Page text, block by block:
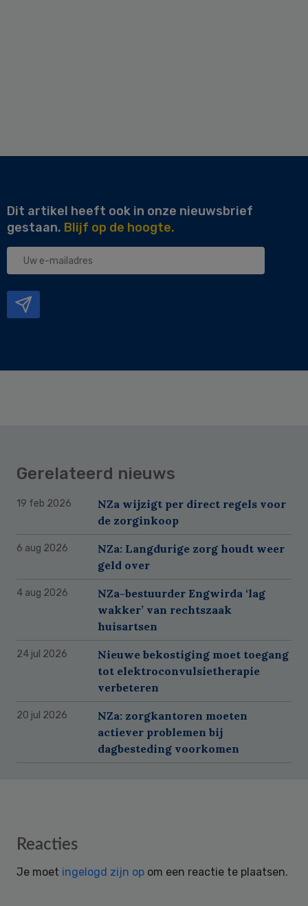
Dit artikel heeft ook in onze nieuwsbrief
gestaan. Blijf op de hoogte.
Uw
Gerelateerd nieuws
19 feb 2026
NZa wijzigt per direct regels voor
de zorginkoop
6 aug 2026
NZa: Langdurige zorg houdt weer
geld over
4 aug 2026
NZa-bestuurder Engwirda ‘lag
wakker’ van rechtszaak
huisartsen
24 jul 2026
Nieuwe bekostiging moet toegang
tot elektroconvulsietherapie
verbeteren
20 jul 2026
NZa: zorgkantoren moeten
actiever problemen bij
dagbesteding voorkomen
Reader
Reacties
Je moet ingelogd zijn op om een reactie te plaatsen.